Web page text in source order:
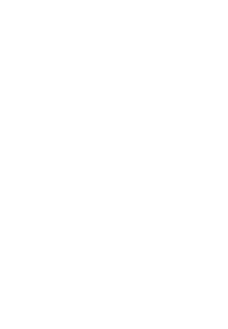
与深深联结。两人
意义上的喜欢。”那个夜晚，他脸颊微热，还听
午战争后，国家蒙羞，张謇虽高中状元，却渴